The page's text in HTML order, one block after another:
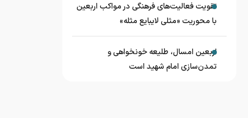
تقویت فعالیت‌های فرهنگی در مواکب اربعین
با محوریت «مثلی لایبایع مثله»
اربعین امسال، طلیعه خونخواهی و
تمدن‌سازی امام شهید است